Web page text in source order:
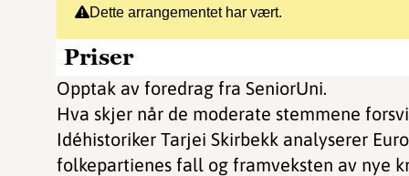
Dette arrangementet har vært.
Priser
Opptak av foredrag fra SeniorUni.
Hva skjer når de moderate stemmene
Idéhistoriker Tarjei Skirbekk analyserer
folkepartienes fall og framveksten av nye